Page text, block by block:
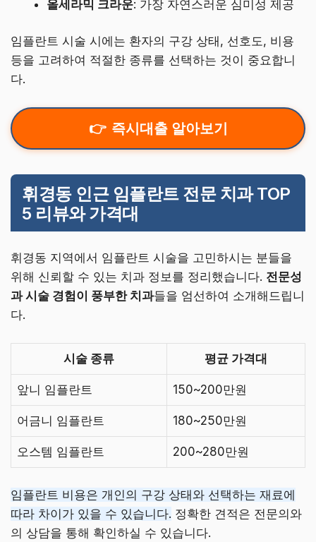
올세라믹 크라운: 가장 자연스러운 심미성 제공
임플란트 시술 시에는 환자의 구강 상태, 선호도, 비용
등을 고려하여 적절한 종류를 선택하는 것이 중요합니
다.
즉시대출 알아보기
휘경동 인근 임플란트 전문 치과 TOP
5 리뷰와 가격대
휘경동 지역에서 임플란트 시술을 고민하시는 분들을
위해 신뢰할 수 있는 치과 정보를 정리했습니다. 전문성
과 시술 경험이 풍부한 치과들을 엄선하여 소개해드립니
다.
시술 종류 평균 가격대
앞니 임플란트 150~200만원
어금니 임플란트 180~250만원
오스템 임플란트 200~280만원
임플란트 비용은 개인의 구강 상태와 선택하는 재료에
따라 차이가 있을 수 있습니다. 정확한 견적은 전문의와
의 상담을 통해 확인하실 수 있습니다.